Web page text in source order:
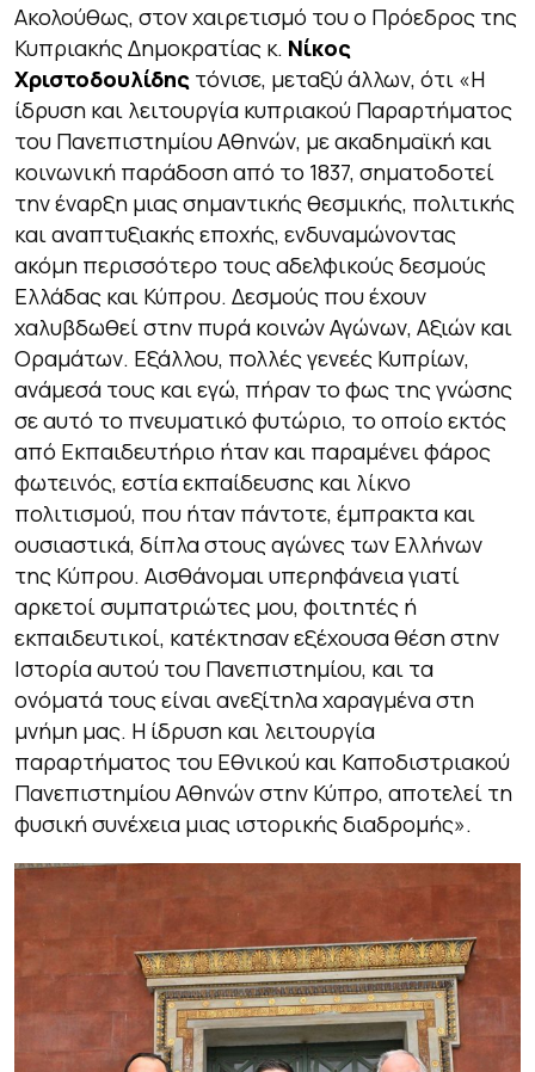
Ακολούθως, στον χαιρετισμό του ο Πρόεδρος της
Κυπριακής Δημοκρατίας κ. Νίκος
Χριστοδουλίδης τόνισε, μεταξύ άλλων, ότι «Η
ίδρυση και λειτουργία κυπριακού Παραρτήματος
του Πανεπιστημίου Αθηνών, με ακαδημαϊκή και
κοινωνική παράδοση από το 1837, σηματοδοτεί
την έναρξη μιας σημαντικής θεσμικής, πολιτικής
και αναπτυξιακής εποχής, ενδυναμώνοντας
ακόμη περισσότερο τους αδελφικούς δεσμούς
Ελλάδας και Κύπρου. Δεσμούς που έχουν
χαλυβδωθεί στην πυρά κοινὠν Αγώνων, Αξιών και
Οραμάτων. Εξάλλου, πολλές γενεές Κυπρίων,
ανάμεσά τους και εγώ, πήραν το φως της γνώσης
σε αυτό το πνευματικό φυτώριο, το οποίο εκτός
από Εκπαιδευτήριο ήταν και παραμένει φάρος
φωτεινός, εστία εκπαίδευσης και λίκνο
πολιτισμού, που ήταν πάντοτε, έμπρακτα και
ουσιαστικά, δίπλα στους αγώνες των Ελλήνων
της Κύπρου. Αισθάνομαι υπερηφάνεια γιατί
αρκετοί συμπατριώτες μου, φοιτητές ή
εκπαιδευτικοί, κατέκτησαν εξέχουσα θέση στην
Ιστορία αυτού του Πανεπιστημίου, και τα
ονόματά τους είναι ανεξίτηλα χαραγμένα στη
μνήμη μας. Η ίδρυση και λειτουργία
παραρτήματος του Εθνικού και Καποδιστριακού
Πανεπιστημίου Αθηνών στην Κύπρο, αποτελεί τη
φυσική συνέχεια μιας ιστορικής διαδρομής».